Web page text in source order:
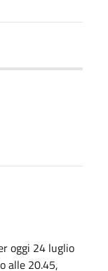
oggi 24 luglio
alle 20.45,